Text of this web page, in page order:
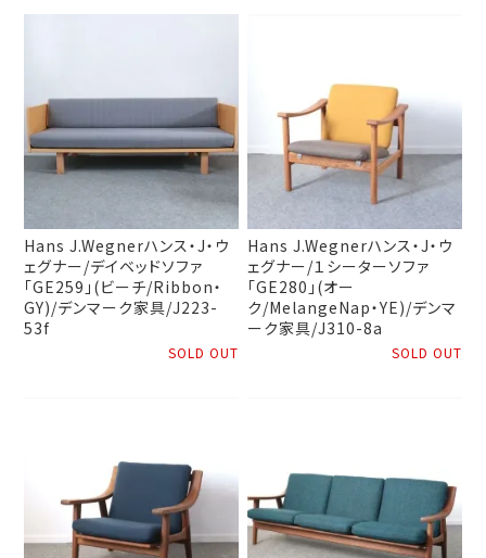
Hans J.Wegnerハンス・J・ウ
ェグナー/デイベッドソファ
「GE259」(ビーチ/Ribbon・
GY)/デンマーク家具/J223-
53f
SOLD OUT
Hans J.Wegnerハンス・J・ウ
ェグナー/１シーターソファ
「GE280」(オー
ク/MelangeNap・YE)/デンマ
ーク家具/J310-8a
SOLD OUT